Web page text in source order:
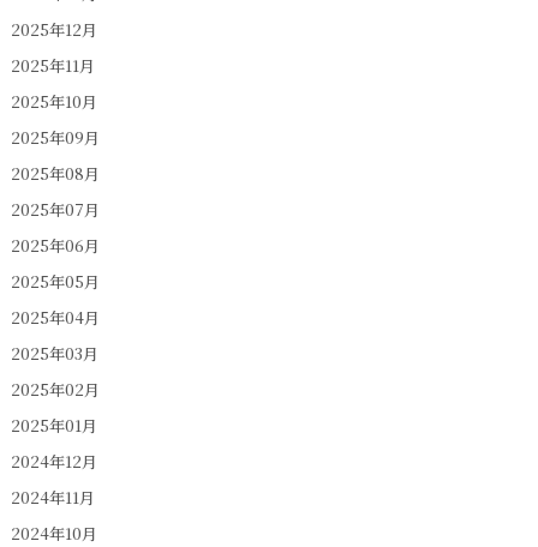
2025年12月
2025年11月
2025年10月
2025年09月
2025年08月
2025年07月
2025年06月
2025年05月
2025年04月
2025年03月
2025年02月
2025年01月
2024年12月
2024年11月
2024年10月